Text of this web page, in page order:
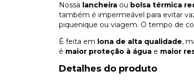
Nossa lancheira ou bolsa térmica
também é impermeável para evitar
piquenique ou viagem. O tempo de
É feita em lona de alta qualidade,
é maior proteção à água e maior
Detalhes do produto